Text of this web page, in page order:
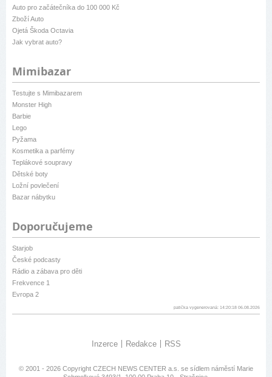
Auto pro začátečníka do 100 000 Kč
Zboží Auto
Ojetá Škoda Octavia
Jak vybrat auto?
Mimibazar
Testujte s Mimibazarem
Monster High
Barbie
Lego
Pyžama
Kosmetika a parfémy
Teplákové soupravy
Dětské boty
Ložní povlečení
Bazar nábytku
Doporučujeme
Starjob
České podcasty
Rádio a zábava pro děti
Frekvence 1
Evropa 2
patička vygenerovaná: 14:20:18 06.08.2026
Inzerce Redakce RSS
© 2001 - 2026 Copyright CZECH NEWS CENTER a.s. se sídlem náměstí Marie